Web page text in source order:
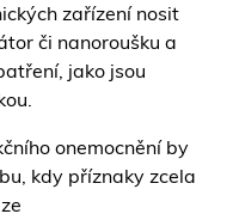
zařízení nosit
či nanoroušku a
jako jsou
onemocnění by
kdy příznaky zcela